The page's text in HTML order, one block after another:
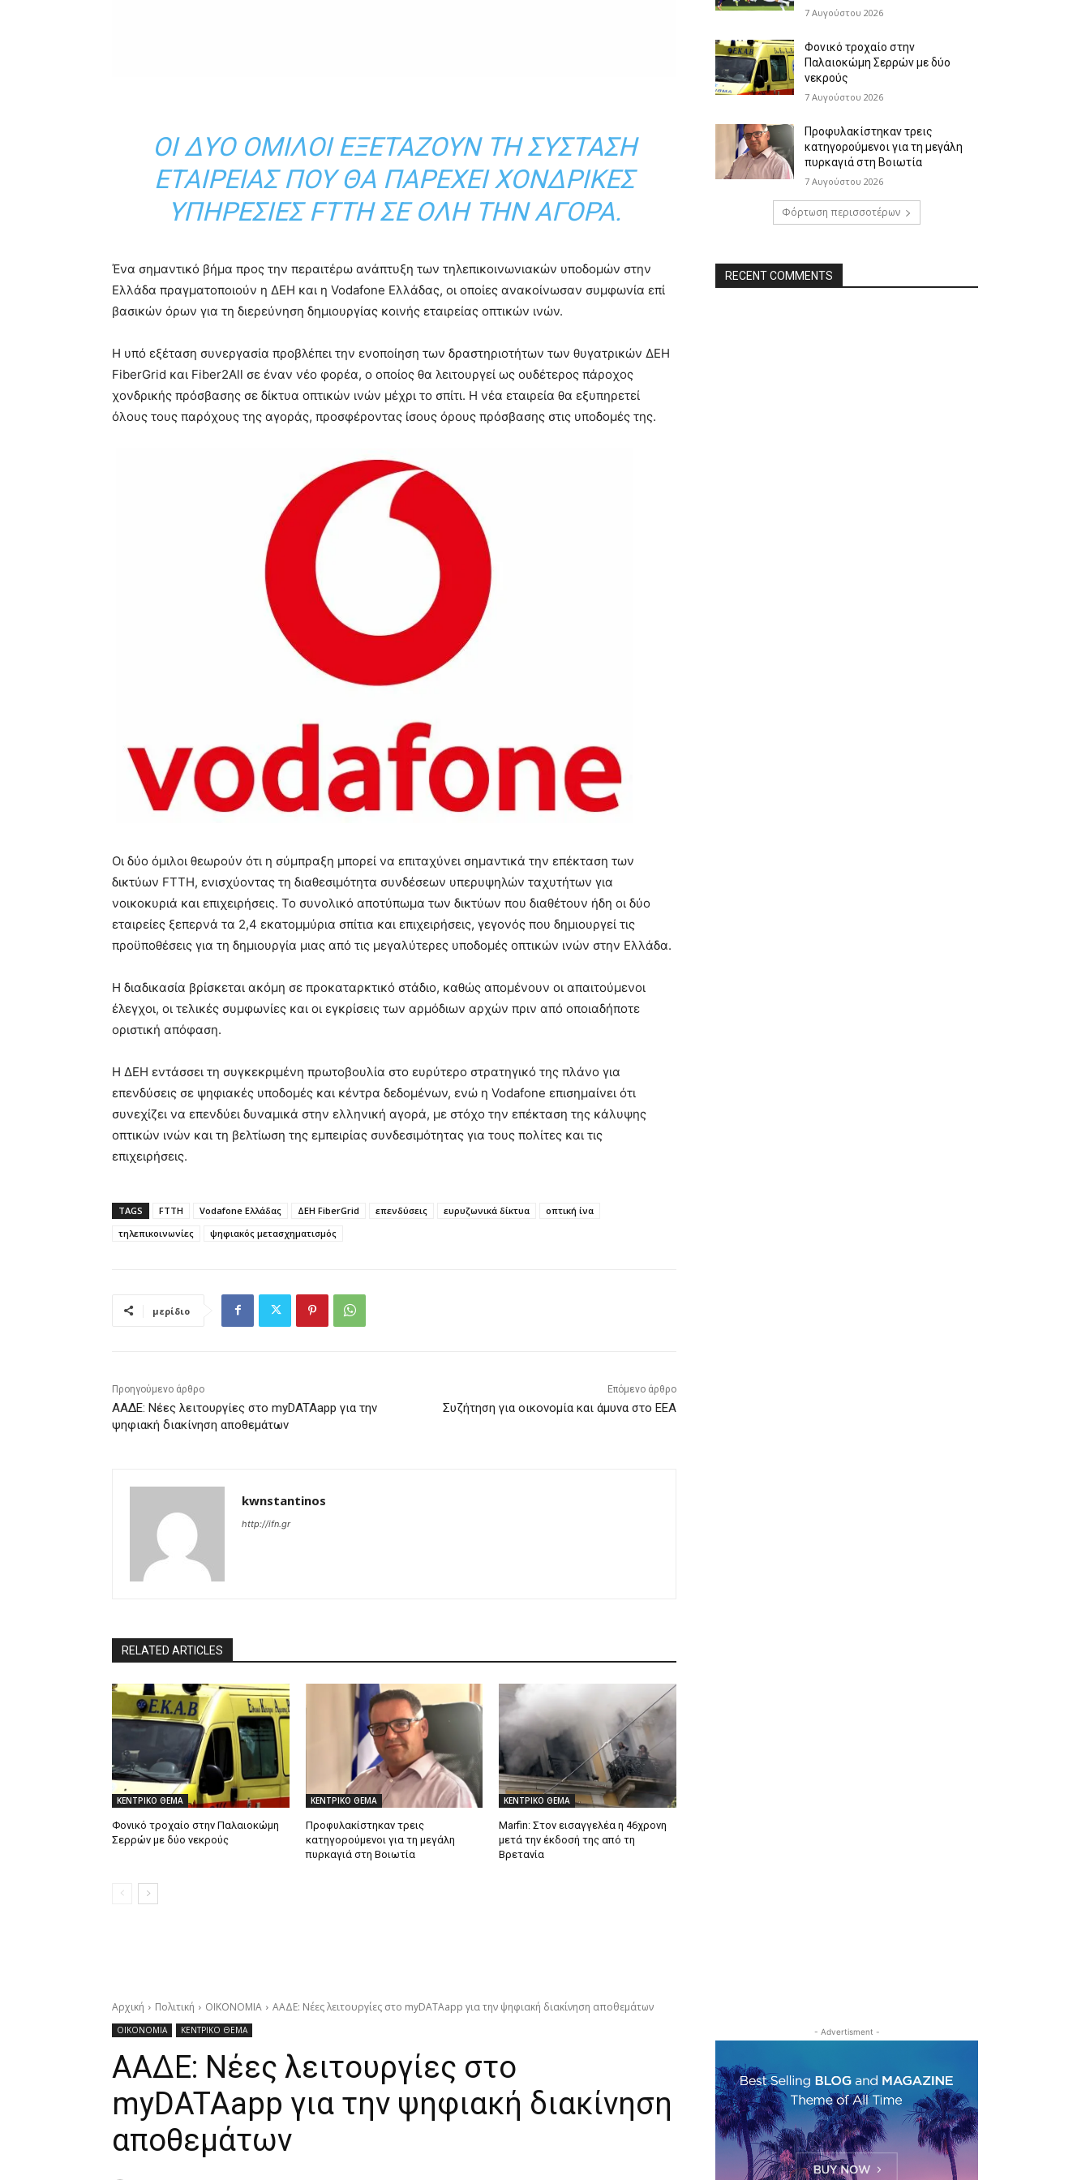
ΟΙ ΔΎΟ ΌΜΙΛΟΙ ΕΞΕΤΆΖΟΥΝ ΤΗ ΣΎΣΤΑΣΗ
ΕΤΑΙΡΕΊΑΣ ΠΟΥ ΘΑ ΠΑΡΈΧΕΙ ΧΟΝΔΡΙΚΈΣ
ΥΠΗΡΕΣΊΕΣ FTTH ΣΕ ΌΛΗ ΤΗΝ ΑΓΟΡΆ.
Ένα σημαντικό βήμα προς την περαιτέρω ανάπτυξη των τηλεπικοινωνιακών υποδομών στην
Ελλάδα πραγματοποιούν η ΔΕΗ και η Vodafone Ελλάδας, οι οποίες ανακοίνωσαν συμφωνία επί
βασικών όρων για τη διερεύνηση δημιουργίας κοινής εταιρείας οπτικών ινών.
Η υπό εξέταση συνεργασία προβλέπει την ενοποίηση των δραστηριοτήτων των θυγατρικών ΔΕΗ
FiberGrid και Fiber2All σε έναν νέο φορέα, ο οποίος θα λειτουργεί ως ουδέτερος πάροχος
χονδρικής πρόσβασης σε δίκτυα οπτικών ινών μέχρι το σπίτι. Η νέα εταιρεία θα εξυπηρετεί
όλους τους παρόχους της αγοράς, προσφέροντας ίσους όρους πρόσβασης στις υποδομές της.
Οι δύο όμιλοι θεωρούν ότι η σύμπραξη μπορεί να επιταχύνει σημαντικά την επέκταση των
δικτύων FTTH, ενισχύοντας τη διαθεσιμότητα συνδέσεων υπερυψηλών ταχυτήτων για
νοικοκυριά και επιχειρήσεις. Το συνολικό αποτύπωμα των δικτύων που διαθέτουν ήδη οι δύο
εταιρείες ξεπερνά τα 2,4 εκατομμύρια σπίτια και επιχειρήσεις, γεγονός που δημιουργεί τις
προϋποθέσεις για τη δημιουργία μιας από τις μεγαλύτερες υποδομές οπτικών ινών στην Ελλάδα.
Η διαδικασία βρίσκεται ακόμη σε προκαταρκτικό στάδιο, καθώς απομένουν οι απαιτούμενοι
έλεγχοι, οι τελικές συμφωνίες και οι εγκρίσεις των αρμόδιων αρχών πριν από οποιαδήποτε
οριστική απόφαση.
Η ΔΕΗ εντάσσει τη συγκεκριμένη πρωτοβουλία στο ευρύτερο στρατηγικό της πλάνο για
επενδύσεις σε ψηφιακές υποδομές και κέντρα δεδομένων, ενώ η Vodafone επισημαίνει ότι
συνεχίζει να επενδύει δυναμικά στην ελληνική αγορά, με στόχο την επέκταση της κάλυψης
οπτικών ινών και τη βελτίωση της εμπειρίας συνδεσιμότητας για τους πολίτες και τις
επιχειρήσεις.
TAGS FTTH Vodafone Ελλάδας ΔΕΗ FiberGrid επενδύσεις ευρυζωνικά δίκτυα
οπτική ίνα
τηλεπικοινωνίες
ψηφιακός μετασχηματισμός
μερίδιο
Προηγούμενο άρθρο
ΑΑΔΕ: Νέες λειτουργίες στο myDATAapp για την
ψηφιακή διακίνηση αποθεμάτων
Επόμενο άρθρο
Συζήτηση για οικονομία και άμυνα στο ΕΕΑ
kwnstantinos
http://ifn.gr
RELATED ARTICLES
ΚΕΝΤΡΙΚΟ ΘΕΜΑ
Φονικό τροχαίο στην Παλαιοκώμη
Σερρών με δύο νεκρούς
ΚΕΝΤΡΙΚΟ ΘΕΜΑ
Προφυλακίστηκαν τρεις
κατηγορούμενοι για τη μεγάλη
πυρκαγιά στη Βοιωτία
ΚΕΝΤΡΙΚΟ ΘΕΜΑ
Marfin: Στον εισαγγελέα η 46χρονη
μετά την έκδοσή της από τη
Βρετανία
7 Αυγούστου 2026
Φονικό τροχαίο στην
Παλαιοκώμη Σερρών με δύο
νεκρούς
7 Αυγούστου 2026
Προφυλακίστηκαν τρεις
κατηγορούμενοι για τη μεγάλη
πυρκαγιά στη Βοιωτία
7 Αυγούστου 2026
Φόρτωση περισσοτέρων
RECENT COMMENTS